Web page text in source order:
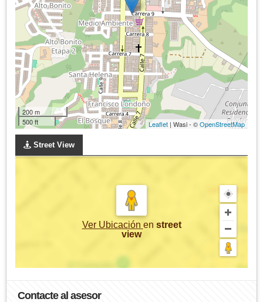
200 m
500 ft
Leaflet | Wasi - ©OpenStreetMap
Street View
Ver Ubicación en street
view
Contacte al asesor